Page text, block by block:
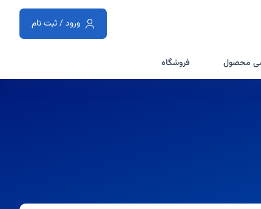
ورود / ثبت نام
محصول فروشگاه